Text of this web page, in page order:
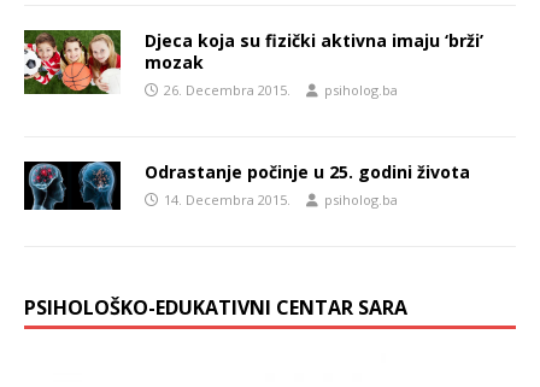
Djeca koja su fizički aktivna imaju ‘brži’
mozak
26. Decembra 2015. psiholog.ba
Odrastanje počinje u 25. godini života
14. Decembra 2015. psiholog.ba
PSIHOLOŠKO-EDUKATIVNI CENTAR SARA